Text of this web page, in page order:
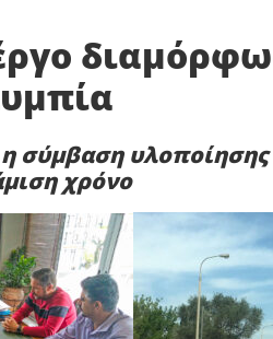
σύμβαση υλοποίησης
χρόνο